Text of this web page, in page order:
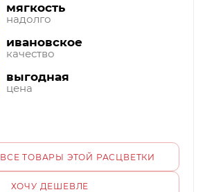
мягкость
надолго
ивановское
качество
выгодная
цена
ТОВАРЫ ЭТОЙ РАСЦВЕТКИ
ХОЧУ ДЕШЕВЛЕ